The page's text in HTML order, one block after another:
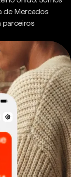
de Mercados
parceiros